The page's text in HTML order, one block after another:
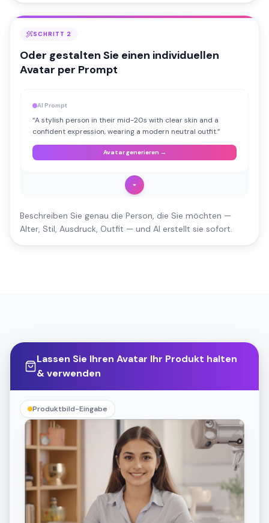
SCHRITT 2
Oder gestalten Sie einen individuellen
Avatar per Prompt
AI Prompt
“A stylish person in their mid-20s with clear skin and a
confident expression, wearing a modern neutral outfit.”
Avatar generieren →
Beschreiben Sie genau die Person, die Sie möchten —
Alter, Stil, Ausdruck, Outfit — und AI erstellt sie sofort.
Lassen Sie Ihren Avatar Ihr Produkt halten
& verwenden
Produktbild-Eingabe